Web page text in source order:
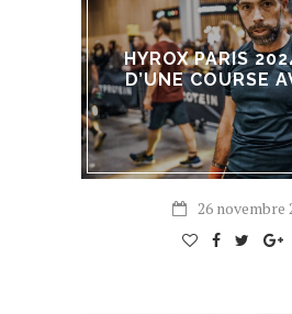
HYROX PARIS
D’UNE COURSE
26 novembre